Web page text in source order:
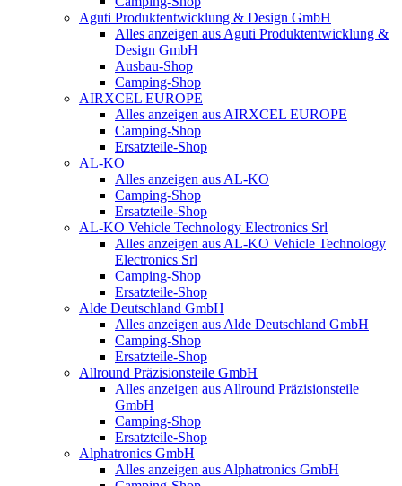
Aguti Produktentwicklung & Design GmbH
Alles anzeigen aus Aguti Produktentwicklung &
Design GmbH
Ausbau-Shop
Camping-Shop
AIRXCEL EUROPE
Alles anzeigen aus AIRXCEL EUROPE
Camping-Shop
Ersatzteile-Shop
AL-KO
Alles anzeigen aus AL-KO
Camping-Shop
Ersatzteile-Shop
AL-KO Vehicle Technology Electronics Srl
Alles anzeigen aus AL-KO Vehicle Technology
Electronics Srl
Camping-Shop
Ersatzteile-Shop
Alde Deutschland GmbH
Alles anzeigen aus Alde Deutschland GmbH
Camping-Shop
Ersatzteile-Shop
Allround Präzisionsteile GmbH
Alles anzeigen aus Allround Präzisionsteile
GmbH
Camping-Shop
Ersatzteile-Shop
Alphatronics GmbH
Alles anzeigen aus Alphatronics GmbH